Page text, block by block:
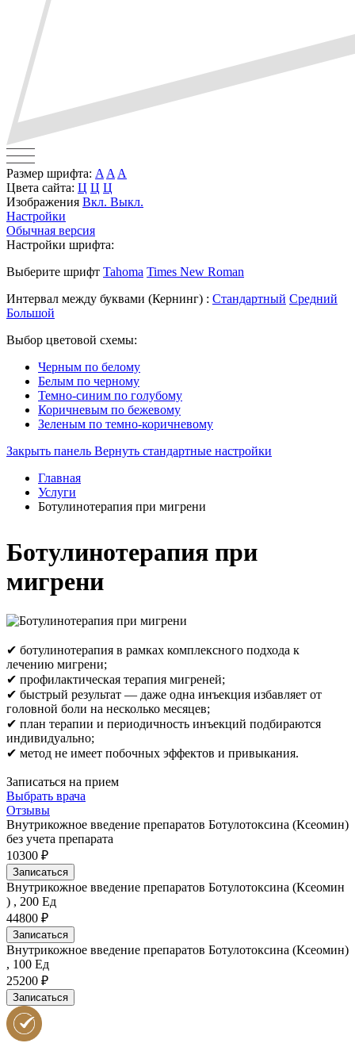
Размер шрифта: A A A
Цвета сайта: Ц Ц Ц
Изображения Вкл. Выкл.
Настройки
Обычная версия
Настройки шрифта:
Выберите шрифт Tahoma Times New Roman
Интервал между буквами (Кернинг) : Стандартный Средний
Большой
Выбор цветовой схемы:
Черным по белому
Белым по черному
Темно-синим по голубому
Коричневым по бежевому
Зеленым по темно-коричневому
Закрыть панель Вернуть стандартные настройки
Главная
Услуги
Ботулинотерапия при мигрени
Ботулинотерапия при
мигрени
✔ ботулинотерапия в рамках комплексного подхода к
лечению мигрени;
✔ профилактическая терапия мигреней;
✔ быстрый результат ― даже одна инъекция избавляет от
головной боли на несколько месяцев;
✔ план терапии и периодичность инъекций подбираются
индивидуально;
✔ метод не имеет побочных эффектов и привыкания.
Записаться на прием
Выбрать врача
Отзывы
Внутрикожное введение препаратов Ботулотоксина (Ксеомин)
без учета препарата
10300 ₽
Записаться
Внутрикожное введение препаратов Ботулотоксина (Ксеомин
) , 200 Ед
44800 ₽
Записаться
Внутрикожное введение препаратов Ботулотоксина (Ксеомин)
, 100 Ед
25200 ₽
Записаться